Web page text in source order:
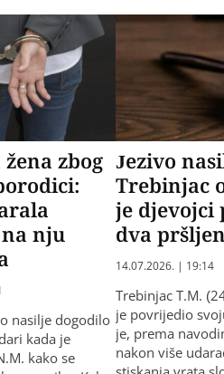
zbog
nju
nasilje dogodilo
kada je
kako se
Jezivo
Trebinjac
je djevojci
dva
14.07.2026. | 19:14
Trebinjac T.M.
je povrijedio
je, prema
nakon više